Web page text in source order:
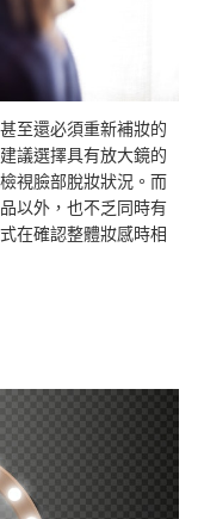
至還必須重新補妝的
議選擇具有放大鏡的
視臉部脫妝狀況。而
以外，也不乏同時有
在確認整體妝感時相